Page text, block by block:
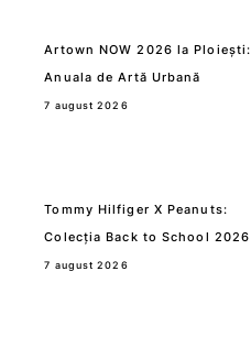
Artown NOW 2026 la Ploiești:
Anuala de Artă Urbană
7 august 2026
Tommy Hilfiger X Peanuts:
Colecția Back to School 2026
7 august 2026